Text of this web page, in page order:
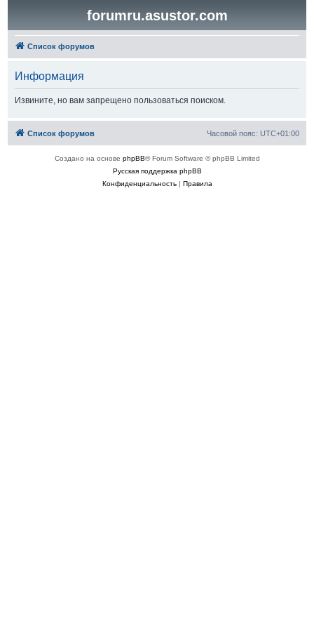
forumru.asustor.com
Список форумов
Информация
Извините, но вам запрещено пользоваться поиском.
Список форумов Часовой пояс: UTC+01:00
Создано на основе phpBB® Forum Software © phpBB Limited
Русская поддержка phpBB
Конфиденциальность| Правила